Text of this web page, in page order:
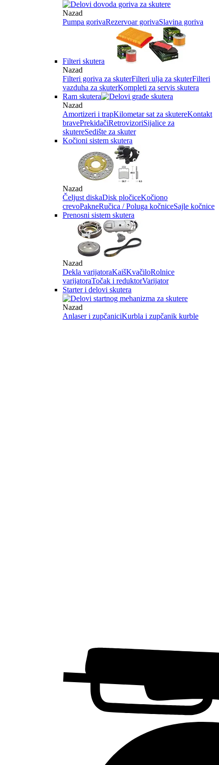
Nazad
Pumpa gorivaRezervoar gorivaSlavina goriva
Filteri skutera
Nazad
Filteri goriva za skuterFilteri ulja za skuterFilteri
vazduha za skuterKompleti za servis skutera
Ram skutera
Nazad
Amortizeri i trapKilometar sat za skutereKontakt
bravePrekidačiRetrovizoriSijalice za
skutereSedište za skuter
Kočioni sistem skutera
Nazad
Čeljust diskaDisk pločiceKočiono
crevoPakneRučica / Poluga kočniceSajle kočnice
Prenosni sistem skutera
Nazad
Dekla varijatoraKaišKvačiloRolnice
varijatoraTočak i reduktorVarijator
Starter i delovi skutera
Nazad
Anlaser i zupčaniciKurbla i zupčanik kurble